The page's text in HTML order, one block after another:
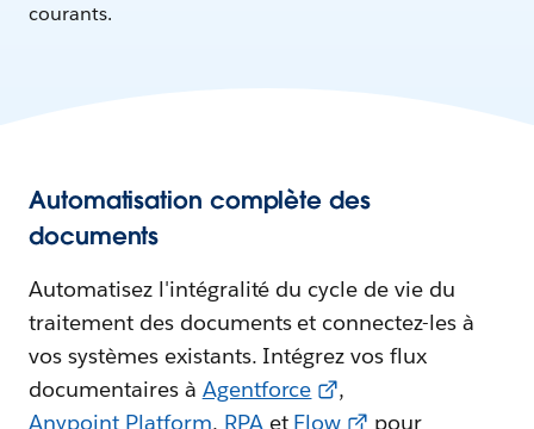
courants.
Automatisation complète des
documents
Automatisez l'intégralité du cycle de vie du
traitement des documents et connectez-les à
vos systèmes existants. Intégrez vos flux
documentaires à Agentforce
,
Anypoint Platform, RPAet Flow
pour